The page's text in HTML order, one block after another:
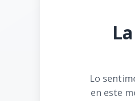
Lo
en este